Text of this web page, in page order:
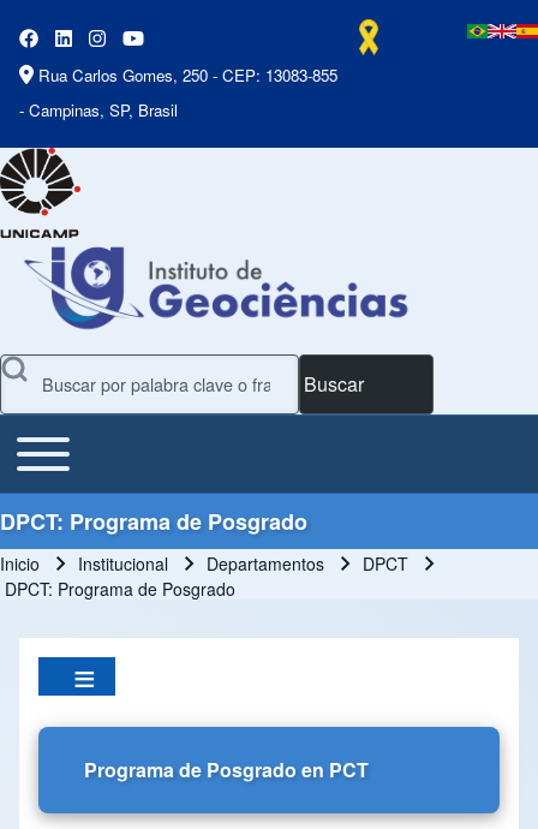
Rua Carlos Gomes, 250 - CEP: 13083-855
- Campinas, SP, Brasil
Buscar
Main Menu
Toggle main menu
DPCT: Programa de Posgrado
Ruta de navegación
Inicio Institucional Departamentos
DPCT
DPCT: Programa de Posgrado
Programa de Posgrado en PCT